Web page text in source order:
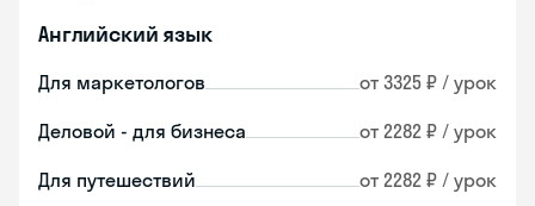
Английский язык
Для маркетологов от 3325 ₽ / урок
Деловой - для бизнеса от 2282 ₽ / урок
Для путешествий от 2282 ₽ / урок